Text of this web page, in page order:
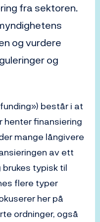
fra sektoren.
og vurdere
og
består i at
henter finansiering
mange långivere
av ett
typisk til
flere typer
her på
ordninger, også